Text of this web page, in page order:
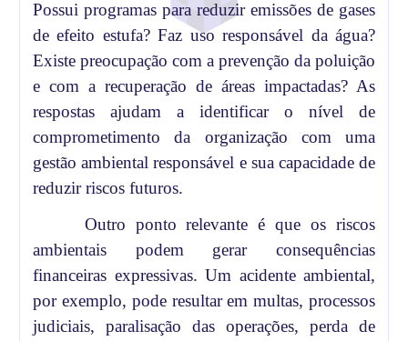
Possui programas para reduzir emissões de gases
de efeito estufa? Faz uso responsável da água?
Existe preocupação com a prevenção da poluição
e com a recuperação de áreas impactadas? As
respostas ajudam a identificar o nível de
comprometimento da organização com uma
gestão ambiental responsável e sua capacidade de
reduzir riscos futuros.
Outro ponto relevante é que os riscos
ambientais podem gerar consequências
financeiras expressivas. Um acidente ambiental,
por exemplo, pode resultar em multas, processos
judiciais, paralisação das operações, perda de